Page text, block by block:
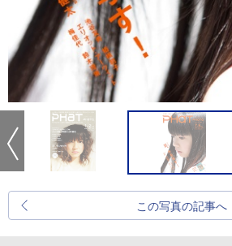
この写真の記事へ